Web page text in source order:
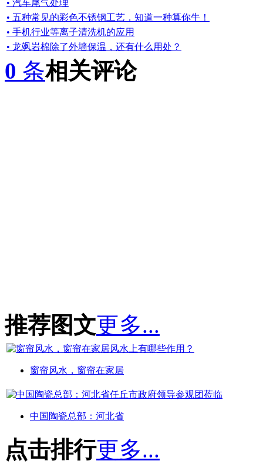
• 汽车尾气处理
• 五种常见的彩色不锈钢工艺，知道一种算你牛！
• 手机行业等离子清洗机的应用
• 龙飒岩棉除了外墙保温，还有什么用处？
0 条相关评论
推荐图文更多...
窗帘风水，窗帘在家居
中国陶瓷总部：河北省
点击排行更多...